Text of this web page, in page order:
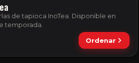
de tapioca InoTea. Disponible en
temporada.
Ordenar